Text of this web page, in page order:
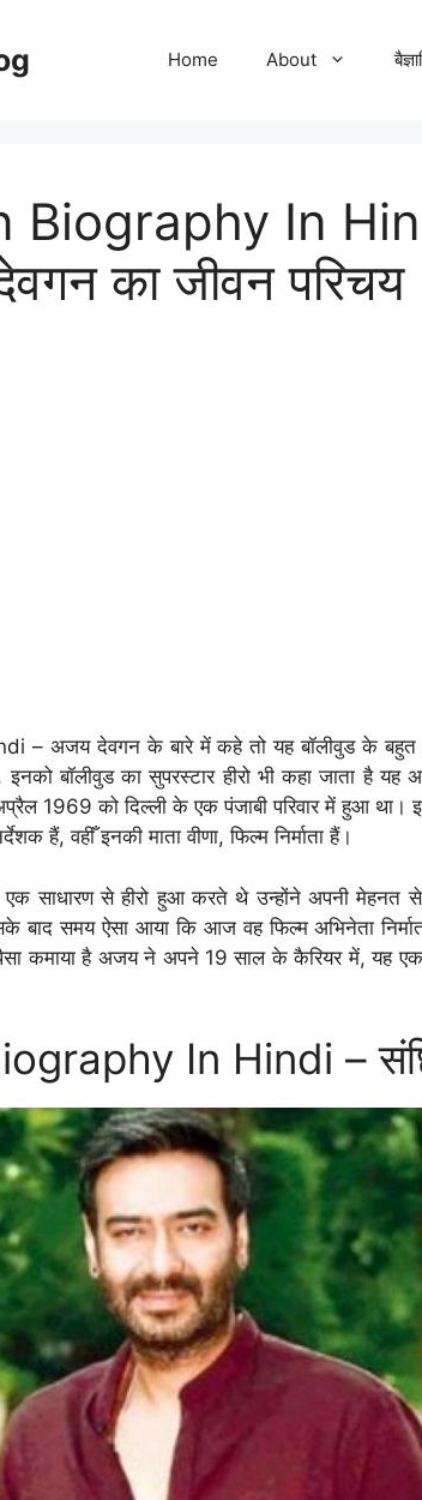
Home About
Biography In
का जीवन परिचय
अजय देवगन के बारे में कहे तो यह बॉलीवुड के बहुत
इनको बॉलीवुड का सुपरस्टार हीरो भी कहा जाता है यह
1969 को दिल्‍ली के एक पंजाबी परिवार में हुआ था।
हैं, वहीँ इनकी माता वीणा, फिल्म निर्माता हैं।
साधारण से हीरो हुआ करते थे उन्होंने अपनी मेहनत से
बाद समय ऐसा आया कि आज वह फिल्म अभिनेता
कमाया है अजय ने अपने 19 साल के कैरियर में, यह
In Hindi –